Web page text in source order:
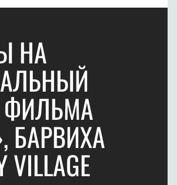
НА
ФИЛЬМА
БАРВИХА
VILLAGE